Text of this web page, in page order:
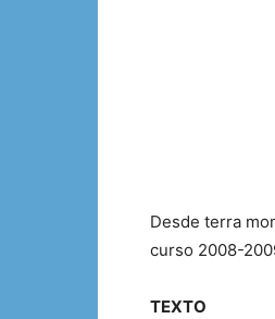
Desde terra
curso 2008-
TEXTO